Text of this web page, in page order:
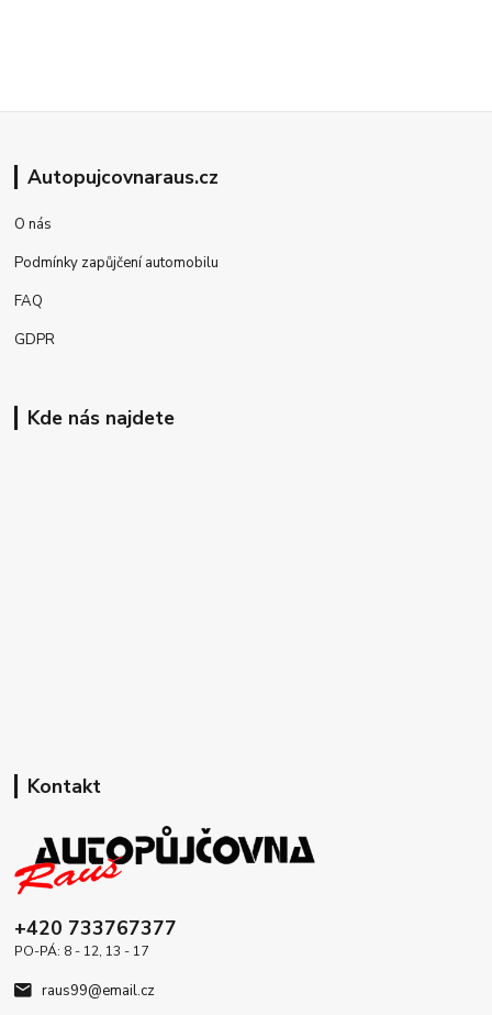
Autopujcovnaraus.cz
O nás
Podmínky zapůjčení automobilu
FAQ
GDPR
Kde nás najdete
Kontakt
+420 733767377
PO-PÁ: 8 - 12, 13 - 17
raus99@email.cz